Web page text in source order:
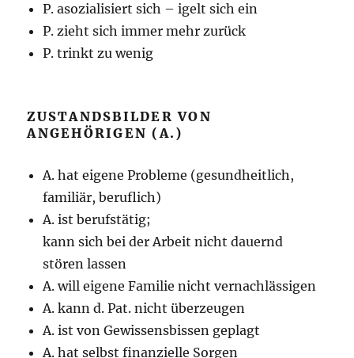
P. asozialisiert sich – igelt sich ein
P. zieht sich immer mehr zurück
P. trinkt zu wenig
ZUSTANDSBILDER VON
ANGEHÖRIGEN (A.)
A. hat eigene Probleme (gesundheitlich,
familiär, beruflich)
A. ist berufstätig;
kann sich bei der Arbeit nicht dauernd
stören lassen
A. will eigene Familie nicht vernachlässigen
A. kann d. Pat. nicht überzeugen
A. ist von Gewissensbissen geplagt
A. hat selbst finanzielle Sorgen